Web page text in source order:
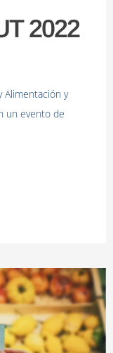
2022
Alimentación y
un evento de